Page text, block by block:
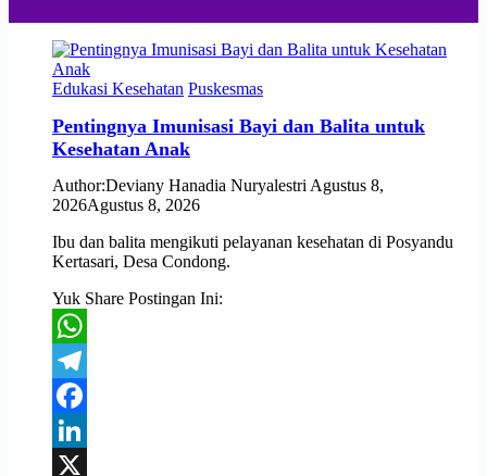
Edukasi Kesehatan Puskesmas
Pentingnya Imunisasi Bayi dan Balita untuk
Kesehatan Anak
Author:Deviany Hanadia Nuryalestri Agustus 8,
2026Agustus 8, 2026
Ibu dan balita mengikuti pelayanan kesehatan di Posyandu
Kertasari, Desa Condong.
Yuk Share Postingan Ini:
WhatsApp
Telegram
Facebook
LinkedIn